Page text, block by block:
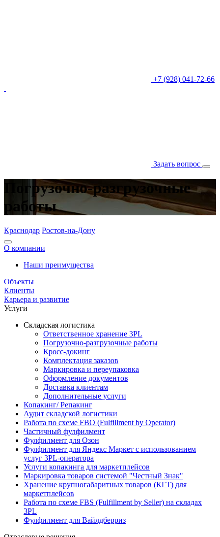
+7 (928) 041-72-66
Задать вопрос
Погрузочно-разгрузочные
работы
Краснодар Ростов-на-Дону
О компании
Наши преимущества
Объекты
Клиенты
Карьера и развитие
Услуги
Складская логистика
Ответственное хранение 3PL
Погрузочно-разгрузочные работы
Кросс-докинг
Комплектация заказов
Маркировка и переупаковка
Оформление документов
Доставка клиентам
Дополнительные услуги
Копакинг/ Репакинг
Аудит складской логистики
Работа по схеме FBO (Fulfillment by Operator)
Частичный фулфилмент
Фулфилмент для Озон
Фулфилмент для Яндекс Маркет с использованием
услуг 3PL-оператора
Услуги копакинга для маркетплейсов
Маркировка товаров системой "Честный Знак"
Хранение крупногабаритных товаров (КГТ) для
маркетплейсов
Работа по схеме FBS (Fulfillment by Seller) на складах
3PL
Фулфилмент для Вайлдберриз